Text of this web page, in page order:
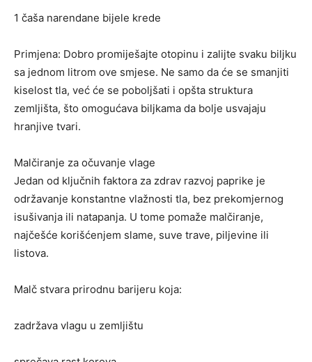
1 čaša narendane bijele krede
Primjena: Dobro promiješajte otopinu i zalijte svaku biljku
sa jednom litrom ove smjese. Ne samo da će se smanjiti
kiselost tla, već će se poboljšati i opšta struktura
zemljišta, što omogućava biljkama da bolje usvajaju
hranjive tvari.
Malčiranje za očuvanje vlage
Jedan od ključnih faktora za zdrav razvoj paprike je
održavanje konstantne vlažnosti tla, bez prekomjernog
isušivanja ili natapanja. U tome pomaže malčiranje,
najčešće korišćenjem slame, suve trave, piljevine ili
listova.
Malč stvara prirodnu barijeru koja:
zadržava vlagu u zemljištu